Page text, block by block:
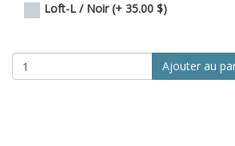
Loft-L / Noir (+ 35.00 $)
Ajouter au